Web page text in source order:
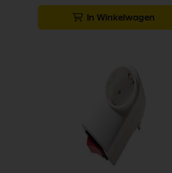
In Winkelwagen